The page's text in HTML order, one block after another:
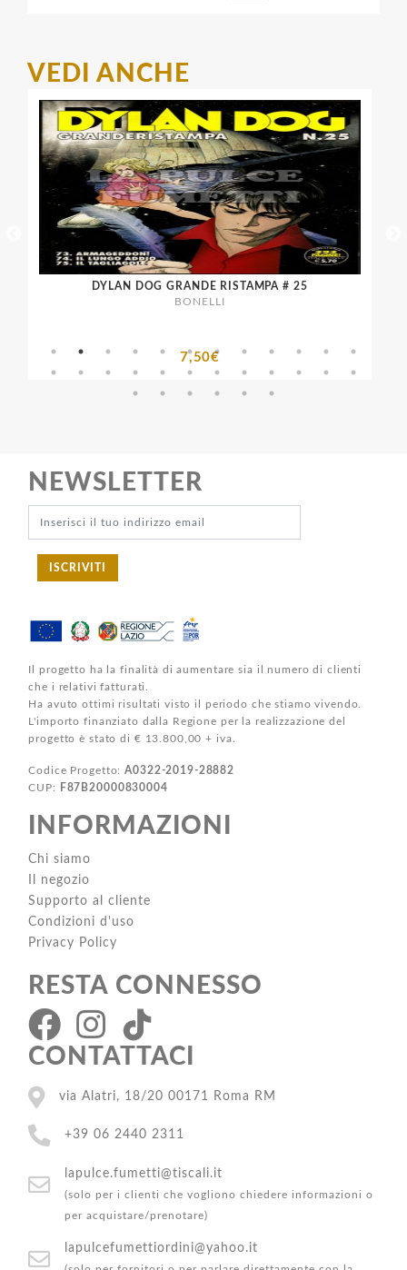
VEDI ANCHE
DYLAN DOG GRANDE RISTAMPA # 25
BONELLI
7,50€
NEWSLETTER
ISCRIVITI
Il progetto ha la finalità di aumentare sia il numero di clienti
che i relativi fatturati.
Ha avuto ottimi risultati visto il periodo che stiamo vivendo.
L'importo finanziato dalla Regione per la realizzazione del
progetto è stato di € 13.800,00 + iva.
Codice Progetto:A0322-2019-28882
CUP:
F87B20000830004
INFORMAZIONI
Chi siamo
Il negozio
Supporto al cliente
Condizioni d'uso
Privacy Policy
RESTA CONNESSO
CONTATTACI
via Alatri, 18/20 00171 Roma RM
+39 06 2440 2311
lapulce.fumetti@tiscali.it
(solo per i clienti che vogliono chiedere informazioni o
per acquistare/prenotare)
lapulcefumettiordini@yahoo.it